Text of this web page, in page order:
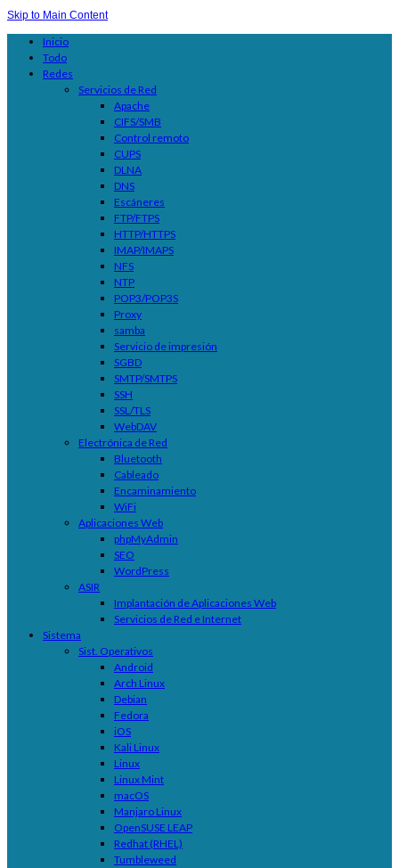
Skip to Main Content
Inicio
Todo
Redes
Servicios de Red
Apache
CIFS/SMB
Control remoto
CUPS
DLNA
DNS
Escáneres
FTP/FTPS
HTTP/HTTPS
IMAP/IMAPS
NFS
NTP
POP3/POP3S
Proxy
samba
Servicio de impresión
SGBD
SMTP/SMTPS
SSH
SSL/TLS
WebDAV
Electrónica de Red
Bluetooth
Cableado
Encaminamiento
WiFi
Aplicaciones Web
phpMyAdmin
SEO
WordPress
ASIR
Implantación de Aplicaciones Web
Servicios de Red e Internet
Sistema
Sist. Operativos
Android
Arch Linux
Debian
Fedora
iOS
Kali Linux
Linux
Linux Mint
macOS
Manjaro Linux
OpenSUSE LEAP
Redhat (RHEL)
Tumbleweed